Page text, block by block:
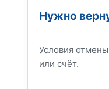
Нужно
Условия отмены
или счёт.